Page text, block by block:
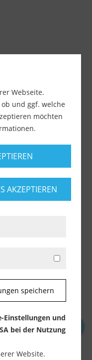
(Serie BVE)...
Webseite.
und ggf. welche
möchten
AKZEPTIEREN
speichern
Einstellungen und
bei der Nutzung
Website.